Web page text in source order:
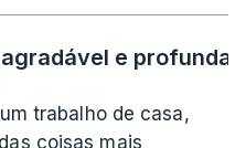
e
trabalho de casa,
coisas mais